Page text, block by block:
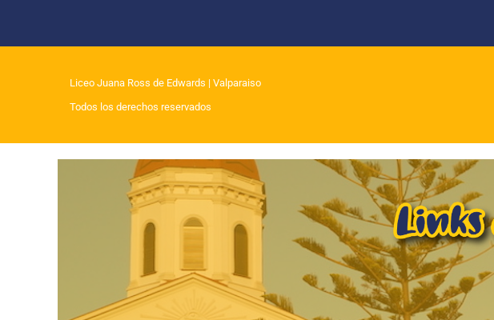
Liceo Juana Ross de Edwards | Valparaiso
Todos los derechos reservados